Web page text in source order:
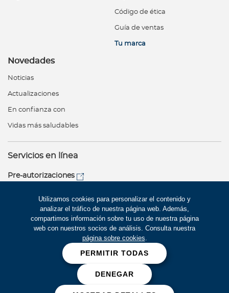
Utilizamos cookies para personalizar el contenido y
analizar el tráfico de nuestra página web. Además,
compartimos información sobre tu uso de nuestra página
web con nuestros socios de análisis. Consulta nuestra
página sobre cookies.
PERMITIR TODAS
DENEGAR
Código de ética
Guía de ventas
Tu marca
Novedades
Noticias
Actualizaciones
En confianza con
Vidas más saludables
Servicios en línea
Pre-autorizaciones
Servicio al cliente
Red de Salud
Síguenos